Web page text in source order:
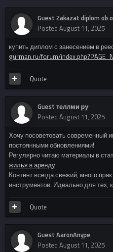
Guest Zakazat diplom ob
Posted August 11, 2025
купить диплом с занесением в
gurman.ru/forum/
Quote
Guest теллми ру
Posted August 11, 2025
Хочу посоветовать современный
постоянными обновлениями!
Регулярно читаю материалы в
жилья в аренду
Контент всегда свежий, много
инструментов. Идеально для тех,
Quote
Guest AaronAnype
Posted August 11, 2025